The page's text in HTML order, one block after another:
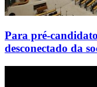
Para pré-
desconectado da